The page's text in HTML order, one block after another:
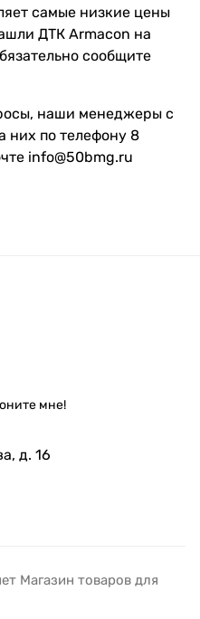
самые низкие цены
ДТК Armacon на
сообщите
наши менеджеры с
них по телефону 8
info@50bmg.ru
мне!
д. 16
Магазин товаров для